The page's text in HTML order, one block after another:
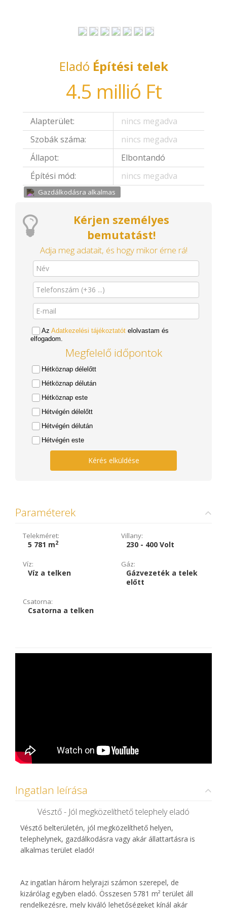
Eladó Építési telek
4.5 millió Ft
Alapterület:
nincs megadva
Szobák száma:
nincs megadva
Állapot:
Elbontandó
Építési mód:
nincs megadva
Gazdálkodásra alkalmas
Kérjen személyes
bemutatást!
Adja meg adatait, és hogy mikor érne rá!
Az Adatkezelési tájékoztatót elolvastam és
elfogadom.
Megfelelő időpontok
Hétköznap délelőtt
Hétköznap délután
Hétköznap este
Hétvégén délelőtt
Hétvégén délután
Hétvégén este
Kérés elküldése
Paraméterek
Telekméret:
5 781 m2
Villany:
230 - 400 Volt
Víz:
Víz a telken
Gáz:
Gázvezeték a telek
előtt
Csatorna:
Csatorna a telken
Ingatlan leírása
Vésztő - Jól megközelíthető telephely eladó
Vésztő belterületén, jól megközelíthető helyen,
telephelynek, gazdálkodásra vagy akár állattartásra is
alkalmas terület eladó!
Az ingatlan három helyrajzi számon szerepel, de
kizárólag egyben eladó. Összesen 5781 m² terület áll
rendelkezésre, mely kiváló lehetőségeket kínál akár